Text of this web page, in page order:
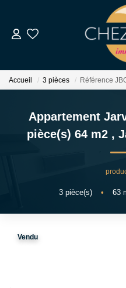
Accueil 3 pièces Référence
Appartement
pièce(s) 64 m2 ,
3 pièce(s) • 63
Vendu